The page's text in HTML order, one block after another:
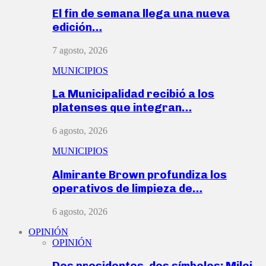
El fin de semana llega una nueva
edición…
7 agosto, 2026
MUNICIPIOS
La Municipalidad recibió a los
platenses que integran…
6 agosto, 2026
MUNICIPIOS
Almirante Brown profundiza los
operativos de limpieza de…
6 agosto, 2026
OPINIÓN
OPINIÓN